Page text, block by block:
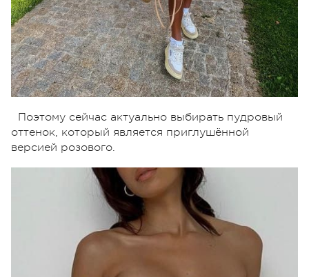
Поэтому сейчас актуально выбирать пудровый
оттенок, который является приглушённой
версией розового.